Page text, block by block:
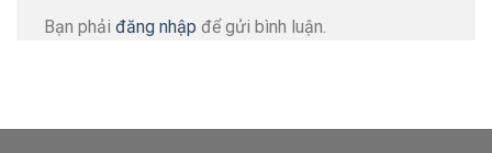
Bạn phải đăng nhập để gửi bình luận.